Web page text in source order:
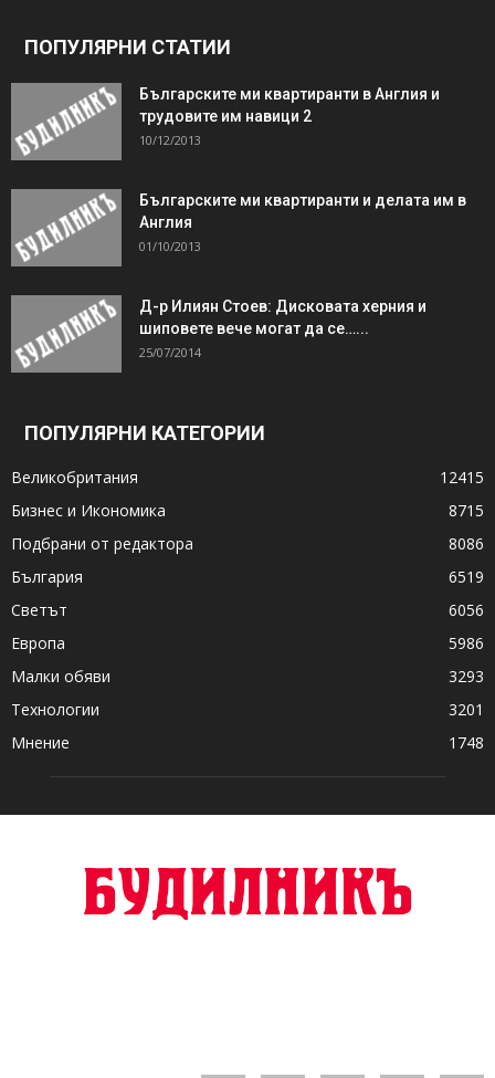
ПОПУЛЯРНИ СТАТИИ
Българските ми квартиранти в Англия и
трудовите им навици 2
10/12/2013
Българските ми квартиранти и делата им в
Англия
01/10/2013
Д-р Илиян Стоев: Дисковата херния и
шиповете вече могат да се…...
25/07/2014
ПОПУЛЯРНИ КАТЕГОРИИ
Великобритания
12415
Бизнес и Икономика
8715
Подбрани от редактора
8086
България
6519
Светът
6056
Европа
5986
Малки обяви
3293
Технологии
3201
Мнение
1748